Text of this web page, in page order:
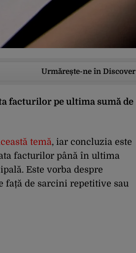
Urmărește-ne în Discover
facturilor pe ultima sumă de
temă, iar concluzia este
facturilor până în ultima
Este vorba despre
față de sarcini repetitive sau